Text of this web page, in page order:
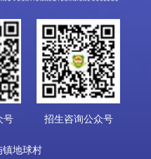
号 招生咨询公众号
镇地球村